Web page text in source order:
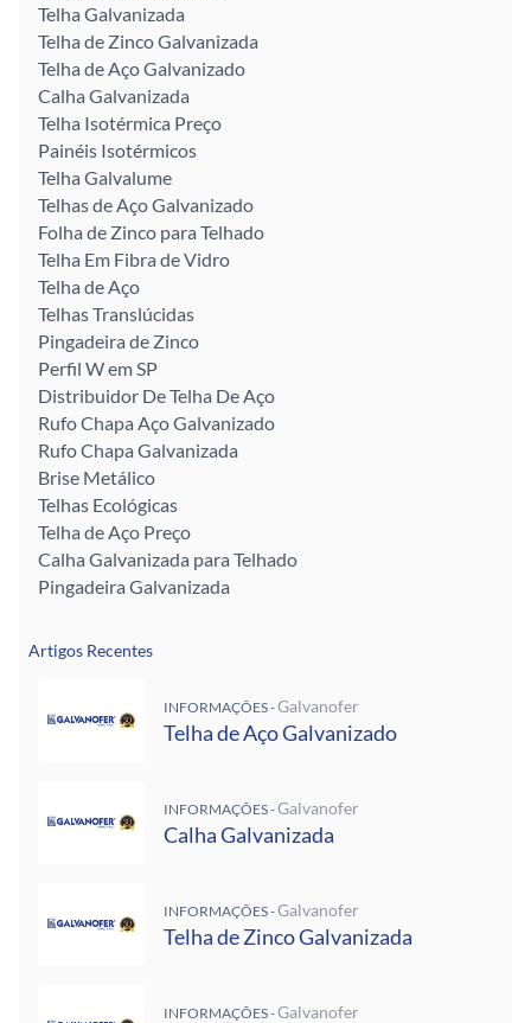
Telha Galvanizada
Telha de Zinco Galvanizada
Telha de Aço Galvanizado
Calha Galvanizada
Telha Isotérmica Preço
Painéis Isotérmicos
Telha Galvalume
Telhas de Aço Galvanizado
Folha de Zinco para Telhado
Telha Em Fibra de Vidro
Telha de Aço
Telhas Translúcidas
Pingadeira de Zinco
Perfil W em SP
Distribuidor De Telha De Aço
Rufo Chapa Aço Galvanizado
Rufo Chapa Galvanizada
Brise Metálico
Telhas Ecológicas
Telha de Aço Preço
Calha Galvanizada para Telhado
Pingadeira Galvanizada
Artigos Recentes
INFORMAÇÕES -Galvanofer
Telha de Aço Galvanizado
INFORMAÇÕES -Galvanofer
Calha Galvanizada
INFORMAÇÕES -Galvanofer
Telha de Zinco Galvanizada
INFORMAÇÕES -Galvanofer